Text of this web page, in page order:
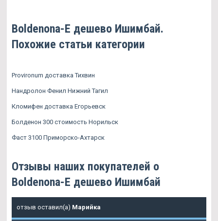
Boldenona-E дешево Ишимбай.
Похожие статьи категории
Provironum доставка Тихвин
Нандролон Фенил Нижний Тагил
Кломифен доставка Егорьевск
Болденон 300 стоимость Норильск
Фаст 3100 Приморско-Ахтарск
Отзывы наших покупателей о
Boldenona-E дешево Ишимбай
отзыв оставил(а) Марийка